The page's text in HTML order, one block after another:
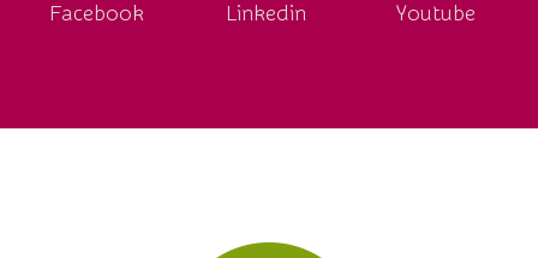
Facebook Linkedin Youtube